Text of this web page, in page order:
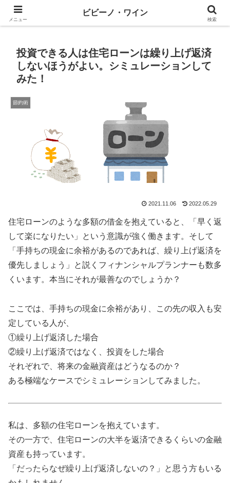
ワインとテックと、ときどきマネー
投資できる人は住宅ローンは繰り上げ返済
しないほうがよい。シミュレーションして
みた！
節約術
2021.11.06 2022.05.29
住宅ローンのような多額の借金を抱えていると、「早く返
して楽になりたい」という意識が強く働きます。そして
「手持ちの現金に余裕があるのであれば、繰り上げ返済を
優先しましょう」と説くフィナンシャルプランナーも数多
くいます。本当にそれが最善なのでしょうか？
ここでは、手持ちの現金に余裕があり、この先の収入も安
定している人が、
①繰り上げ返済した場合
②繰り上げ返済ではなく、投資をした場合
それぞれで、将来の金融資産はどうなるのか？
ある極端なケースでシミュレーションしてみました。
私は、多額の住宅ローンを抱えています。
その一方で、住宅ローンの大半を返済できるくらいの金融
資産も持っています。
「だったらなぜ繰り上げ返済しないの？」と思う方もいる
メニュー
ビビーノ・ワイン
検索